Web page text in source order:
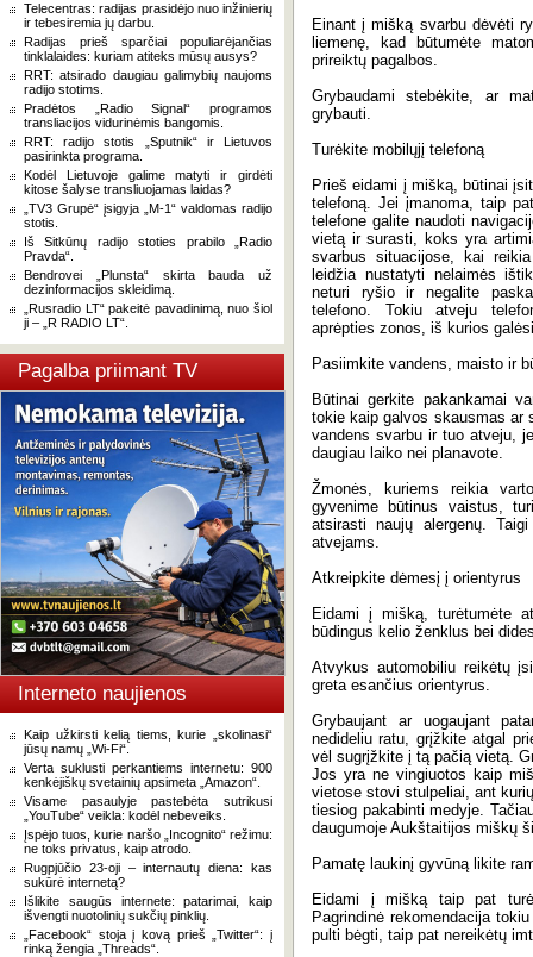
Telecentras: radijas prasidėjo nuo inžinierių
ir tebesiremia jų darbu.
Radijas prieš sparčiai populiarėjančias
tinklalaides: kuriam atiteks mūsų ausys?
RRT: atsirado daugiau galimybių naujoms
radijo stotims.
Pradėtos „Radio Signal“ programos
transliacijos vidurinėmis bangomis.
RRT: radijo stotis „Sputnik“ ir Lietuvos
pasirinkta programa.
Kodėl Lietuvoje galime matyti ir girdėti
kitose šalyse transliuojamas laidas?
„TV3 Grupė“ įsigyja „M-1“ valdomas radijo
stotis.
Iš Sitkūnų radijo stoties prabilo „Radio
Pravda“.
Bendrovei „Plunsta“ skirta bauda už
dezinformacijos skleidimą.
„Rusradio LT“ pakeitė pavadinimą, nuo šiol
ji – „R RADIO LT“.
Pagalba priimant TV
Interneto naujienos
Kaip užkirsti kelią tiems, kurie „skolinasi“
jūsų namų „Wi-Fi“.
Verta suklusti perkantiems internetu: 900
kenkėjiškų svetainių apsimeta „Amazon“.
Visame pasaulyje pastebėta sutrikusi
„YouTube“ veikla: kodėl nebeveiks.
Įspėjo tuos, kurie naršo „Incognito“ režimu:
ne toks privatus, kaip atrodo.
Rugpjūčio 23-oji – internautų diena: kas
sukūrė internetą?
Išlikite saugūs internete: patarimai, kaip
išvengti nuotolinių sukčių pinklių.
„Facebook“ stoja į kovą prieš „Twitter“: į
rinką žengia „Threads“.
Einant į mišką svarbu dėvėti
liemenę, kad būtumėte
prireiktų pagalbos.
Grybaudami stebėkite, ar
grybauti.
Turėkite mobilųjį telefoną
Prieš eidami į mišką, būtinai
telefoną. Jei įmanoma, taip
telefone galite naudoti
vietą ir surasti, koks yra
svarbus situacijose, kai
leidžia nustatyti nelaimės
neturi ryšio ir negalite
telefono. Tokiu atveju
aprėpties zonos, iš kurios
Pasiimkite vandens, maisto ir
Būtinai gerkite pakankamai
tokie kaip galvos skausmas ar
vandens svarbu ir tuo atveju,
daugiau laiko nei planavote.
Žmonės, kuriems reikia
gyvenime būtinus vaistus,
atsirasti naujų alergenų.
atvejams.
Atkreipkite dėmesį į orientyrus
Eidami į mišką, turėtumėte
būdingus kelio ženklus bei
Atvykus automobiliu reikėtų
greta esančius orientyrus.
Grybaujant ar uogaujant
nedideliu ratu, grįžkite atgal
vėl sugrįžkite į tą pačią vietą.
Jos yra ne vingiuotos kaip
vietose stovi stulpeliai, ant
tiesiog pakabinti medyje.
daugumoje Aukštaitijos miškų
Pamatę laukinį gyvūną likite
Eidami į mišką taip pat
Pagrindinė rekomendacija
pulti bėgti, taip pat nereikėtų